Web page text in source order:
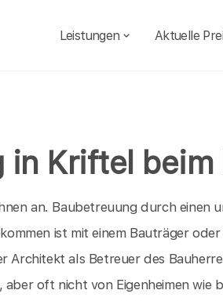
Leistungen Aktuelle
in Kriftel beim
an. Baubetreuung durch einen
ist mit einem Bauträger
Architekt als Betreuer des
oft nicht von Eigenheimen wie